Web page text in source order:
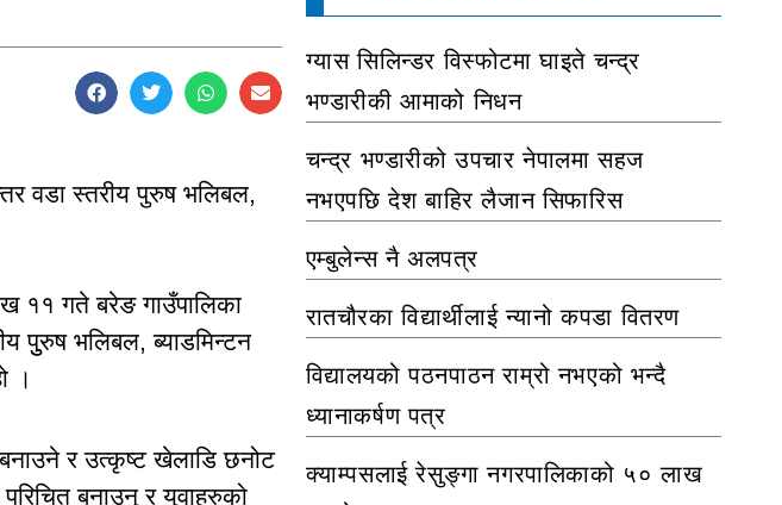
वडा स्तरीय पुरुष भलिबल,
११ गते बरेङ गाउँपालिका
पुुरुष भलिबल, ब्याडमिन्टन
।
र उत्कृष्ट खेलाडि छनोट
बनाउनु र युवाहरुको
ग्यास सिलिन्डर विस्फोटमा घाइते चन्द्र
भण्डारीकी आमाको निधन
चन्द्र भण्डारीको उपचार नेपालमा सहज
नभएपछि देश बाहिर लैजान सिफारिस
एम्बुलेन्स नै अलपत्र
रातचौरका विद्यार्थीलाई न्यानो कपडा वितरण
विद्यालयको पठनपाठन राम्रो नभएको भन्दै
ध्यानाकर्षण पत्र
क्याम्पसलाई रेसुङ्गा नगरपालिकाको ५० लाख